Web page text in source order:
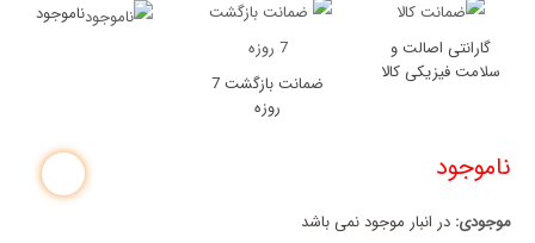
گارانتی اصالت و
سلامت فیزیکی کالا
ضمانت بازگشت 7
روزه
ناموجود
ناموجود
موجودی: در انبار موجود نمی باشد